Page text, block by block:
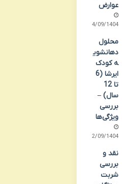
عوارض
24/09/1404
محلول
دهانشوی
ه کودک
ایرشا (6
تا 12
سال) –
بررسی
ویژگی‌ها
22/09/1404
نقد و
بررسی
شربت